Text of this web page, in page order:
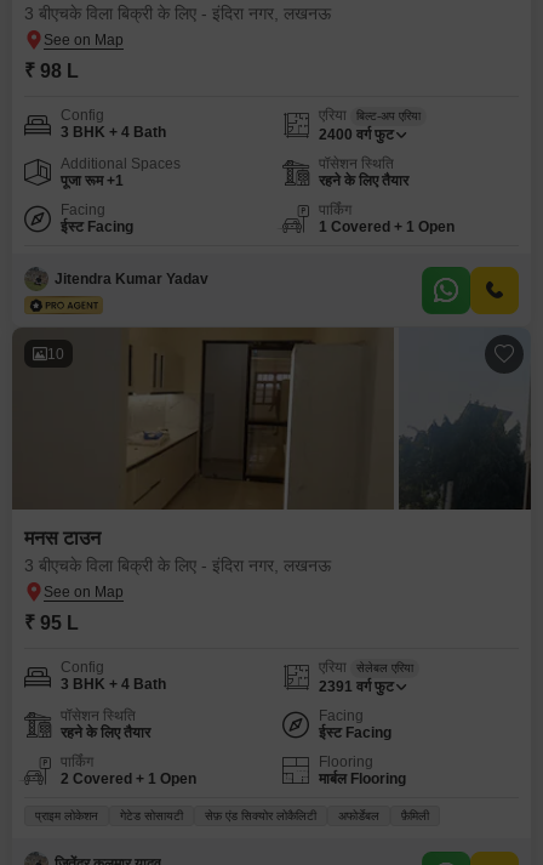
3 बीएचके विला बिक्री के लिए - इंदिरा नगर, लखनऊ
₹ 98 L
Config
3 BHK + 4 Bath
एरिया बिल्ट-अप एरिया
2400 वर्ग फुट
Additional Spaces
पूजा रूम +1
पॉसेशन स्थिति
रहने के लिए तैयार
Facing
ईस्ट Facing
पार्किंग
1 Covered + 1 Open
Jitendra Kumar Yadav
10
मनस टाउन
3 बीएचके विला बिक्री के लिए - इंदिरा नगर, लखनऊ
₹ 95 L
Config
3 BHK + 4 Bath
एरिया सेलेबल एरिया
2391 वर्ग फुट
पॉसेशन स्थिति
रहने के लिए तैयार
Facing
ईस्ट Facing
पार्किंग
2 Covered + 1 Open
Flooring
मार्बल Flooring
प्राइम लोकेशन गेटेड सोसायटी सेफ़ एंड सिक्योर लोकैलिटी अफोर्डेबल फ़ैमिली